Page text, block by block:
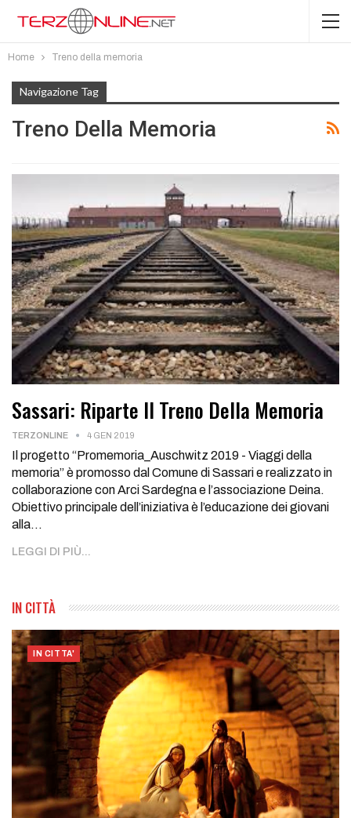
Home Treno della memoria
Navigazione Tag
Treno Della Memoria
Sassari: Riparte Il Treno Della Memoria
TERZONLINE 4 GEN 2019
Il progetto “Promemoria_Auschwitz 2019 - Viaggi della
memoria” è promosso dal Comune di Sassari e realizzato in
collaborazione con Arci Sardegna e l’associazione Deina.
Obiettivo principale dell’iniziativa è l’educazione dei giovani
alla…
LEGGI DI PIÙ...
IN CITTÀ
IN CITTA'